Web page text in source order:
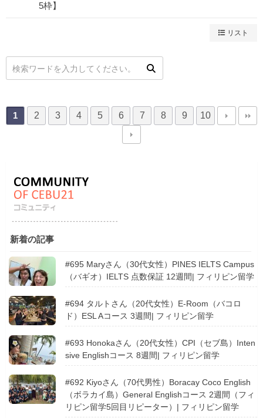
5枠】
リスト
1 2 3 4 5 6 7 8 9 10
新着の記事
#695 Maryさん（30代女性）PINES IELTS Campus
（バギオ）IELTS 点数保証 12週間| フィリピン留学
#694 タルトさん（20代女性）E-Room（バコロ
ド）ESL Aコース 3週間| フィリピン留学
#693 Honokaさん（20代女性）CPI（セブ島）Inten
sive Englishコース 8週間| フィリピン留学
#692 Kiyoさん（70代男性）Boracay Coco English
（ボラカイ島）General Englishコース 2週間（フィ
リピン留学5回目リピーター）| フィリピン留学